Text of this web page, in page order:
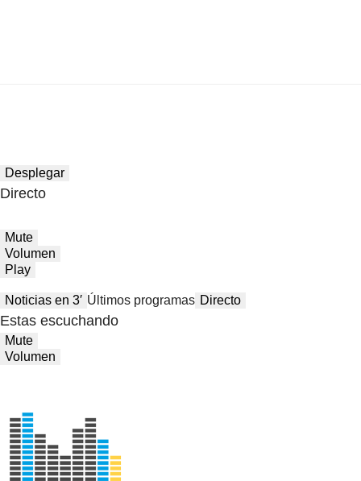
Desplegar
Directo
Mute
Volumen
Play
Noticias en 3′ Últimos programas Directo
Estas escuchando
Mute
Volumen